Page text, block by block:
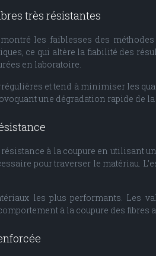
très résistantes
les faiblesses des
ce qui altère la fiabilité des
en laboratoire.
et tend à minimiser les
une dégradation rapide de
à la coupure en utilisant
pour traverser le matériau.
les plus performants. Les
à la coupure des fibres